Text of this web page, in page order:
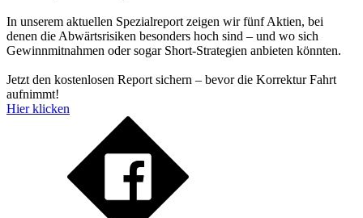
In unserem aktuellen Spezialreport zeigen wir fünf Aktien, bei
denen die Abwärtsrisiken besonders hoch sind – und wo sich
Gewinnmitnahmen oder sogar Short-Strategien anbieten könnten.
Jetzt den kostenlosen Report sichern – bevor die Korrektur Fahrt
aufnimmt!
Hier klicken